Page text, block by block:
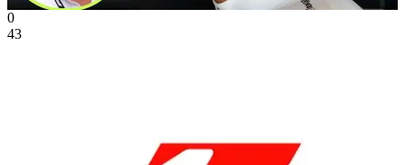
0
43